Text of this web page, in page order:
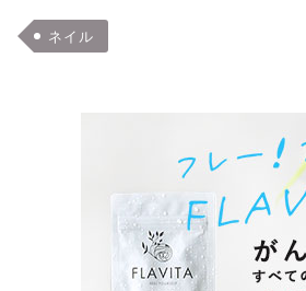
ネイル